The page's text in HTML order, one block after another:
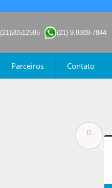
(21)20512595 (21) 9.9809-7844
Parceiros Contato